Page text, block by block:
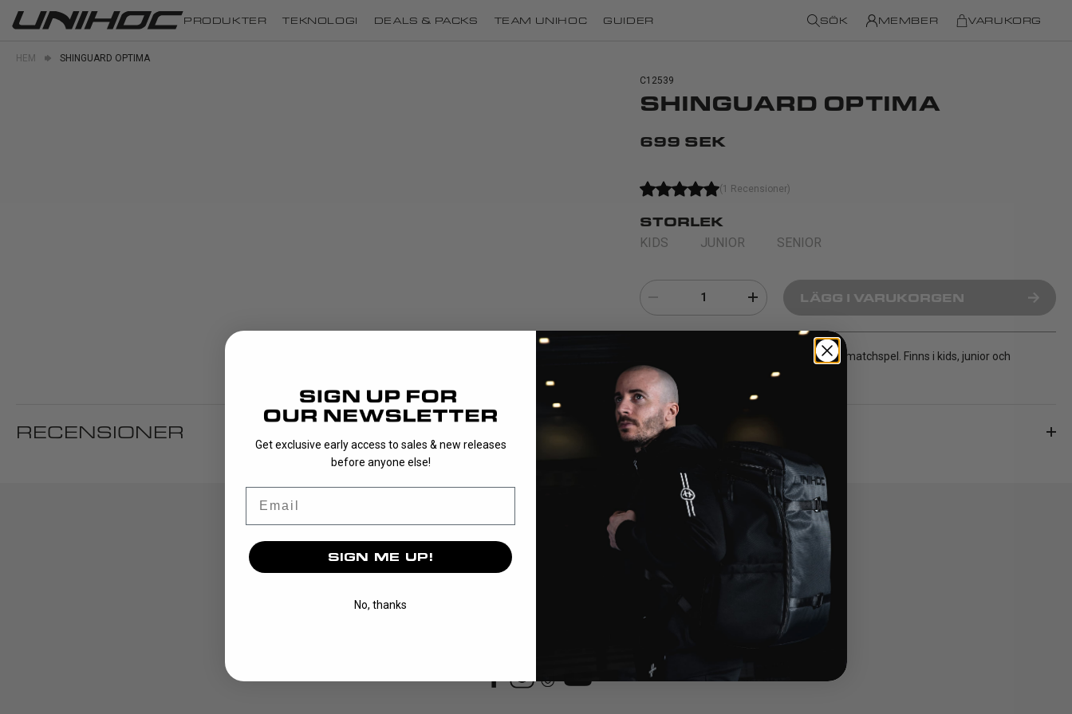
PRODUKTER TEKNOLOGI DEALS & PACKS TEAM UNIHOC GUIDER SÖK MEMBER VARUKORG
HEM
SHINGUARD OPTIMA
C12539
SHINGUARD OPTIMA
699 SEK
(1 Recensioner)
STORLEK
KIDS JUNIOR SENIOR
1 LÄGG I VARUKORGEN
Smidigt knäskydd för både tränings- och matchspel. Finns i kids, junior och
seniorstorlek.
RECENSIONER
Get exclusive early access to sales & new releases
before anyone else!
SIGN ME UP!
No, thanks